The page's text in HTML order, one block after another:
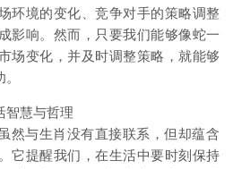
环境的变化、竞争对手的策略调整
影响。然而，只要我们能够像蛇一
场变化，并及时调整策略，就能够
智慧与哲理
然与生肖没有直接联系，但却蕴含
它提醒我们，在生活中要时刻保持